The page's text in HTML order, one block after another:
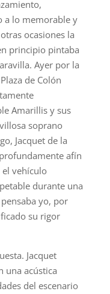
a lo memorable y
ocasiones la
principio pintaba
Ayer por la
de Colón
Amarillis y sus
soprano
Jacquet de la
afín
vehículo
durante una
yo, por
su rigor
Jacquet
una acústica
del escenario